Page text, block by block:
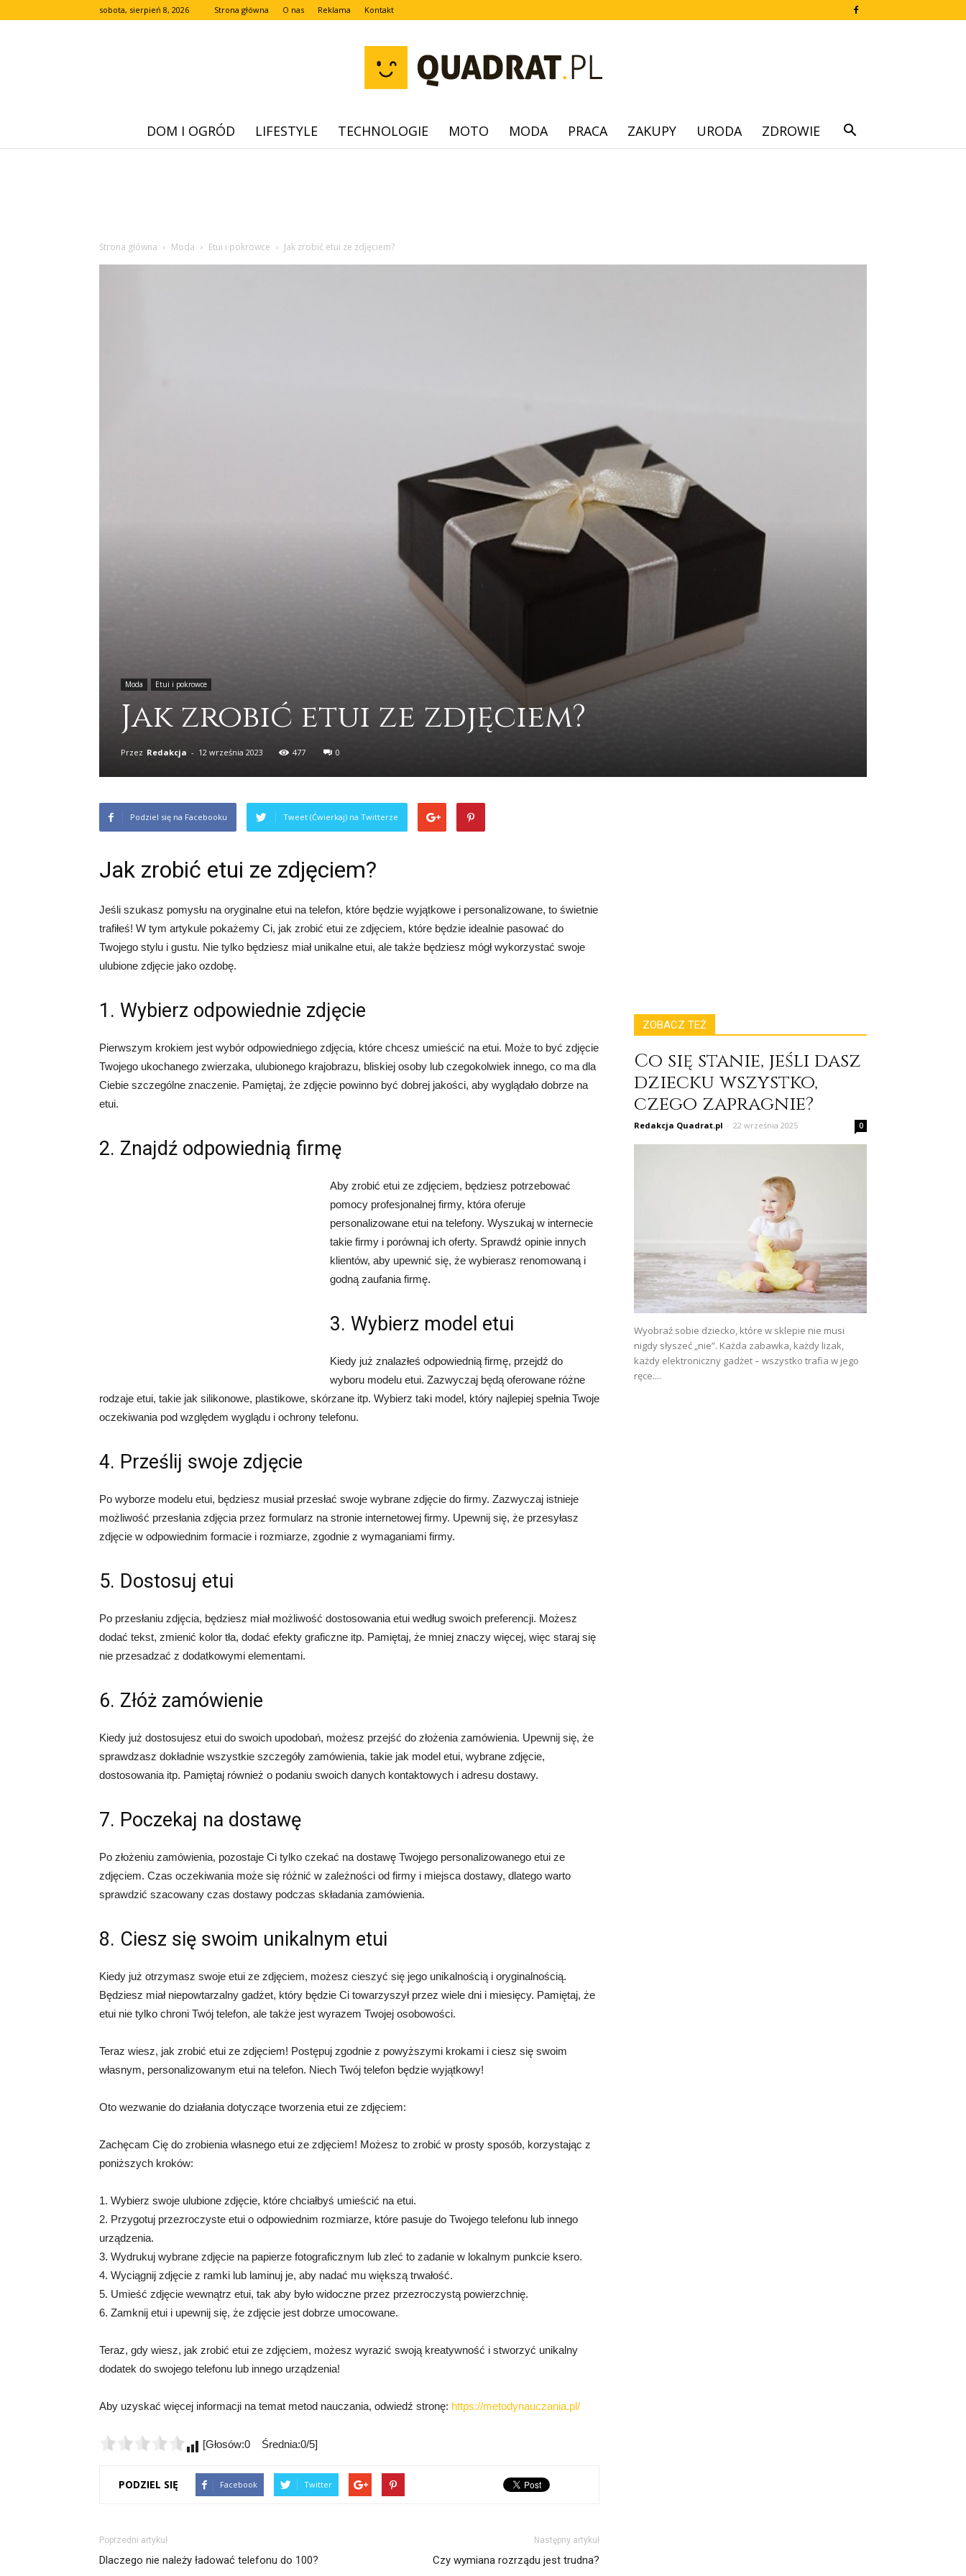
sobota, sierpień 8, 2026 Strona główna O nas Reklama Kontakt
quadrat.pl
DOM I OGRÓD LIFESTYLE TECHNOLOGIE MOTO MODA PRACA ZAKUPY URODA ZDROWIE
Strona główna Moda Etui i pokrowce Jak zrobić etui ze zdjęciem?
Moda Etui i pokrowce
Jak zrobić etui ze zdjęciem?
Przez Redakcja - 12 września 2023 477 0
Podziel się na Facebooku Tweet (Ćwierkaj) na Twitterze
Jak zrobić etui ze zdjęciem?
Jeśli szukasz pomysłu na oryginalne etui na telefon, które będzie wyjątkowe i personalizowane, to świetnie
trafiłeś! W tym artykule pokażemy Ci, jak zrobić etui ze zdjęciem, które będzie idealnie pasować do
Twojego stylu i gustu. Nie tylko będziesz miał unikalne etui, ale także będziesz mógł wykorzystać swoje
ulubione zdjęcie jako ozdobę.
1. Wybierz odpowiednie zdjęcie
Pierwszym krokiem jest wybór odpowiedniego zdjęcia, które chcesz umieścić na etui. Może to być zdjęcie
Twojego ukochanego zwierzaka, ulubionego krajobrazu, bliskiej osoby lub czegokolwiek innego, co ma dla
Ciebie szczególne znaczenie. Pamiętaj, że zdjęcie powinno być dobrej jakości, aby wyglądało dobrze na
etui.
2. Znajdź odpowiednią firmę
Aby zrobić etui ze zdjęciem, będziesz potrzebować
pomocy profesjonalnej firmy, która oferuje
personalizowane etui na telefony. Wyszukaj w internecie
takie firmy i porównaj ich oferty. Sprawdź opinie innych
klientów, aby upewnić się, że wybierasz renomowaną i
godną zaufania firmę.
3. Wybierz model etui
Kiedy już znalazłeś odpowiednią firmę, przejdź do
wyboru modelu etui. Zazwyczaj będą oferowane różne
rodzaje etui, takie jak silikonowe, plastikowe, skórzane itp. Wybierz taki model, który najlepiej spełnia Twoje
oczekiwania pod względem wyglądu i ochrony telefonu.
4. Prześlij swoje zdjęcie
Po wyborze modelu etui, będziesz musiał przesłać swoje wybrane zdjęcie do firmy. Zazwyczaj istnieje
możliwość przesłania zdjęcia przez formularz na stronie internetowej firmy. Upewnij się, że przesyłasz
zdjęcie w odpowiednim formacie i rozmiarze, zgodnie z wymaganiami firmy.
5. Dostosuj etui
Po przesłaniu zdjęcia, będziesz miał możliwość dostosowania etui według swoich preferencji. Możesz
dodać tekst, zmienić kolor tła, dodać efekty graficzne itp. Pamiętaj, że mniej znaczy więcej, więc staraj się
nie przesadzać z dodatkowymi elementami.
6. Złóż zamówienie
Kiedy już dostosujesz etui do swoich upodobań, możesz przejść do złożenia zamówienia. Upewnij się, że
sprawdzasz dokładnie wszystkie szczegóły zamówienia, takie jak model etui, wybrane zdjęcie,
dostosowania itp. Pamiętaj również o podaniu swoich danych kontaktowych i adresu dostawy.
7. Poczekaj na dostawę
Po złożeniu zamówienia, pozostaje Ci tylko czekać na dostawę Twojego personalizowanego etui ze
zdjęciem. Czas oczekiwania może się różnić w zależności od firmy i miejsca dostawy, dlatego warto
sprawdzić szacowany czas dostawy podczas składania zamówienia.
8. Ciesz się swoim unikalnym etui
Kiedy już otrzymasz swoje etui ze zdjęciem, możesz cieszyć się jego unikalnością i oryginalnością.
Będziesz miał niepowtarzalny gadżet, który będzie Ci towarzyszył przez wiele dni i miesięcy. Pamiętaj, że
etui nie tylko chroni Twój telefon, ale także jest wyrazem Twojej osobowości.
Teraz wiesz, jak zrobić etui ze zdjęciem! Postępuj zgodnie z powyższymi krokami i ciesz się swoim
własnym, personalizowanym etui na telefon. Niech Twój telefon będzie wyjątkowy!
Oto wezwanie do działania dotyczące tworzenia etui ze zdjęciem:
Zachęcam Cię do zrobienia własnego etui ze zdjęciem! Możesz to zrobić w prosty sposób, korzystając z
poniższych kroków:
1. Wybierz swoje ulubione zdjęcie, które chciałbyś umieścić na etui.
2. Przygotuj przezroczyste etui o odpowiednim rozmiarze, które pasuje do Twojego telefonu lub innego
urządzenia.
3. Wydrukuj wybrane zdjęcie na papierze fotograficznym lub zleć to zadanie w lokalnym punkcie ksero.
4. Wyciągnij zdjęcie z ramki lub laminuj je, aby nadać mu większą trwałość.
5. Umieść zdjęcie wewnątrz etui, tak aby było widoczne przez przezroczystą powierzchnię.
6. Zamknij etui i upewnij się, że zdjęcie jest dobrze umocowane.
Teraz, gdy wiesz, jak zrobić etui ze zdjęciem, możesz wyrazić swoją kreatywność i stworzyć unikalny
dodatek do swojego telefonu lub innego urządzenia!
Aby uzyskać więcej informacji na temat metod nauczania, odwiedź stronę: https://metodynauczania.pl/
[Głosów:0 Średnia:0/5]
PODZIEL SIĘ Facebook Twitter
Poprzedni artykuł
Dlaczego nie należy ładować telefonu do 100?
Następny artykuł
Czy wymiana rozrządu jest trudna?
ZOBACZ TEŻ
Co się stanie, jeśli dasz
dziecku wszystko,
czego zapragnie?
Redakcja Quadrat.pl - 22 września 2025 0
Wyobraź sobie dziecko, które w sklepie nie musi
nigdy słyszeć „nie”. Każda zabawka, każdy lizak,
każdy elektroniczny gadżet – wszystko trafia w jego
ręce....